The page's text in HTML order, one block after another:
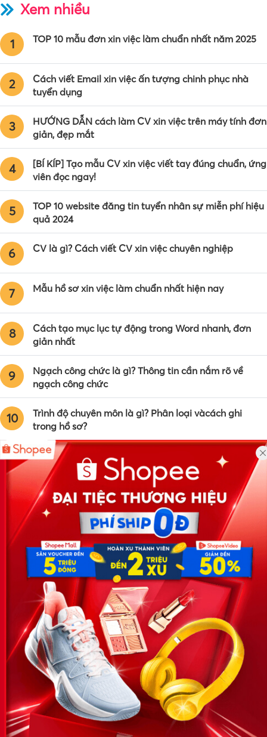
Xem nhiều
1 TOP 10 mẫu đơn xin việc làm chuẩn nhất năm 2025
2
Cách viết Email xin việc ấn tượng chinh phục nhà
tuyển dụng
3
HƯỚNG DẪN cách làm CV xin việc trên máy tính đơn
giản, đẹp mắt
4
[BÍ KÍP] Tạo mẫu CV xin việc viết tay đúng chuẩn, ứng
viên đọc ngay!
5
TOP 10 website đăng tin tuyển nhân sự miễn phí hiệu
quả 2024
6 CV là gì? Cách viết CV xin việc chuyên nghiệp
7 Mẫu hồ sơ xin việc làm chuẩn nhất hiện nay
8
Cách tạo mục lục tự động trong Word nhanh, đơn
giản nhất
9
Ngạch công chức là gì? Thông tin cần nắm rõ về
ngạch công chức
10
Trình độ chuyên môn là gì? Phân loại vàcách ghi
trong hồ sơ?
Công ty TNHH Eyeplus Online
Địa chỉ: Số 81, ngõ 68, đường Cầu Giấy, Tổ 05, Phường Quan
Hoa, Quận Cầu Giấy, TP Hà Nội, Việt Nam
SĐT: 0981 448 766
Email:
hotro@timviec.com.vn
VỀ CHÚNG TÔI
News.timviec.com.vn là website cung cấp thông tin liên quan đến
nhân sự, nghề nghiệp do Timviec.com.vn vận hành nhằm giúp
doanh nghiệp, nhân sự tuyển dụng, người đi làm, người tìm việc
cập nhật thông tin và đáp ứng được mong muốn của mình.
KẾT NỐI
Giấy phép hoạt động dịch vụ
việc làm số 54/2019/SLĐTBXH-
GP do Sở lao động thương